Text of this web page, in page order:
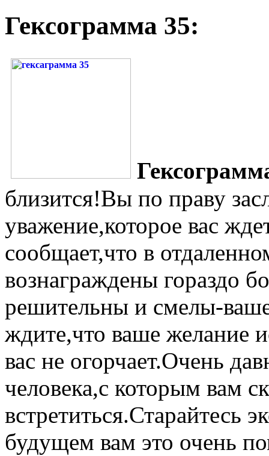
Гексограмма 35:
близится!Вы по праву
уважение,которое вас
сообщает,что в
вознаграждены гораздо
решительны и смелы-
ждите,что ваше желание
вас не огорчает.Очень
человека,с которым вам
встретиться.Старайтесь
будущем вам это очень